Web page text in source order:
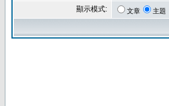
顯示模式: 文章 主題